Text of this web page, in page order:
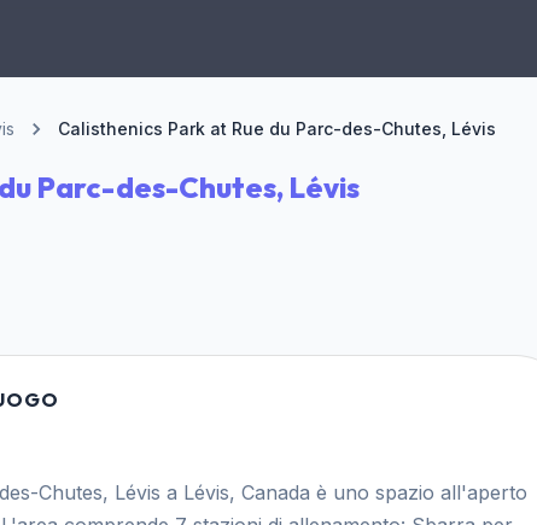
Calisthenics Park at Rue du Parc-des-Chutes, Lévis
Parc-des-Chutes, Lévis
Chutes, Lévis a Lévis, Canada è uno spazio all'aperto